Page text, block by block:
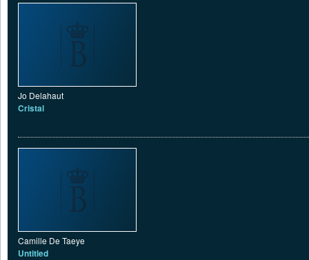
Jo Delahaut
Cristal
Camille De Taeye
Untitled